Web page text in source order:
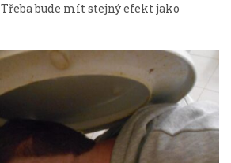
bude mít stejný efekt jako